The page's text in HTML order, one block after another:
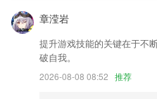
章滢岩
提升游戏技能的关键在于不
破自我。
2026-08-08 08:52 推荐